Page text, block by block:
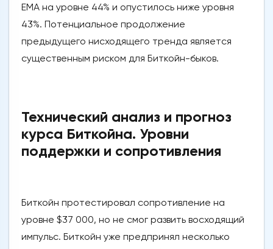
EMA на уровне 44% и опустилось ниже уровня
43%. Потенциальное продолжение
предыдущего нисходящего тренда является
существенным риском для Биткойн-быков.
Технический анализ и прогноз
курса Биткойна. Уровни
поддержки и сопротивления
Биткойн протестировал сопротивление на
уровне $37 000, но не смог развить восходящий
импульс. Биткойн уже предпринял несколько